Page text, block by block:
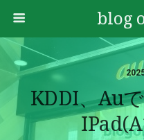
blog
KDDI、au